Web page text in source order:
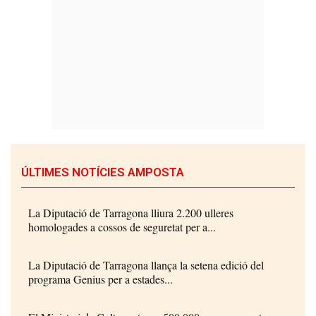
ÚLTIMES NOTÍCIES AMPOSTA
La Diputació de Tarragona lliura 2.200 ulleres
homologades a cossos de seguretat per a...
La Diputació de Tarragona llança la setena edició del
programa Genius per a estades...